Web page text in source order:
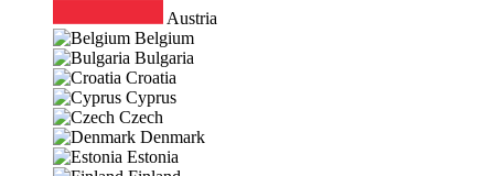
Austria
Belgium
Bulgaria
Croatia
Cyprus
Czech
Denmark
Estonia